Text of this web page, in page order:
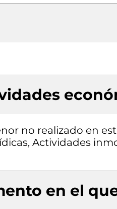
no realizado en
Actividades
en el